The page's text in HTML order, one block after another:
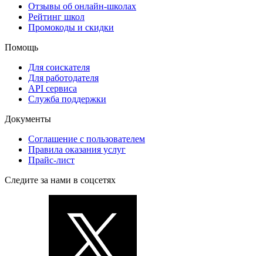
Отзывы об онлайн-школах
Рейтинг школ
Промокоды и скидки
Помощь
Для соискателя
Для работодателя
API сервиса
Служба поддержки
Документы
Соглашение с пользователем
Правила оказания услуг
Прайс-лист
Следите за нами в соцсетях